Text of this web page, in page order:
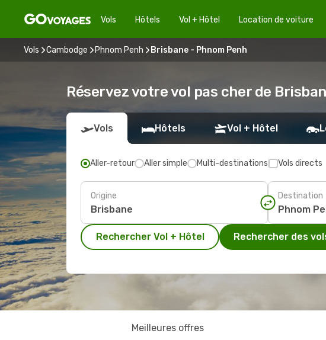
Vols Hôtels Vol + Hôtel Location de voiture
Vols Cambodge Phnom Penh Brisbane - Phnom Penh
Réservez votre vol pas cher de
Vols Hôtels Vol + Hôtel
Aller-retour Aller simple Multi-destinations Vols directs
Origine Destination
Rechercher Vol + Hôtel Rechercher des
Meilleures offres